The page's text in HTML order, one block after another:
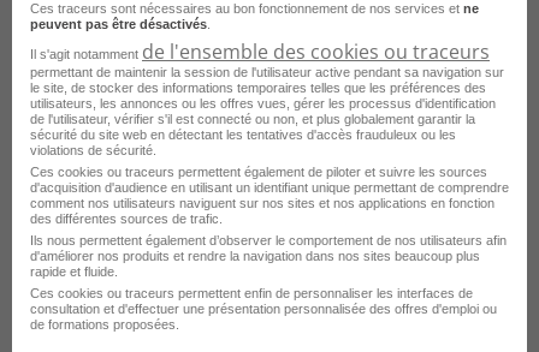
Voir plus
Emploi Gestionnaire de flux Meaux
Emploi Coordinateur logistique Meaux
Emploi Agent d'entreposage Meaux
Emploi Manutentionnaire Meaux
Emploi Manager opérationnel Meaux
Consultez les offres d'emploi pour le
métierTechnicien logistique dans
d'autres villes
Emploi Technicien logistique Toulouse
Emploi Technicien logistique Paris
Ces traceurs sont nécessaires au bon fonctionnement de nos services et ne
peuvent pas être désactivés
Il s'agit notamment de l'ensemble des cookies ou traceurs
permettant de maintenir la session de l'utilisateur active pendant sa navigation sur
le site, de stocker des informations temporaires telles que les préférences des
utilisateurs, les annonces ou les offres vues, gérer les processus d'identification
de l'utilisateur, vérifier s'il est connecté ou non, et plus globalement garantir la
sécurité du site web en détectant les tentatives d'accès frauduleux ou les
violations de sécurité.
Ces cookies ou traceurs permettent également de piloter et suivre les sources
d'acquisition d'audience en utilisant un identifiant unique permettant de comprendre
comment nos utilisateurs naviguent sur nos sites et nos applications en fonction
des différentes sources de trafic.
Ils nous permettent également d’observer le comportement de nos utilisateurs afin
d'améliorer nos produits et rendre la navigation dans nos sites beaucoup plus
rapide et fluide.
Ces cookies ou traceurs permettent enfin de personnaliser les interfaces de
consultation et d'effectuer une présentation personnalisée des offres d'emploi ou
de formations proposées.